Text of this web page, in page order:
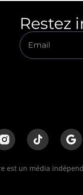
Restez
est un média